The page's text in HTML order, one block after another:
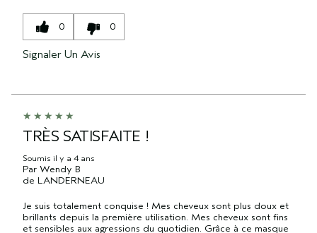
0 0
Signaler Un Avis
TRÈS SATISFAITE !
Soumis il y a 4 ans
Par Wendy B
de LANDERNEAU
Je suis totalement conquise ! Mes cheveux sont plus doux et
brillants depuis la première utilisation. Mes cheveux sont fins
et sensibles aux agressions du quotidien. Grâce à ce masque